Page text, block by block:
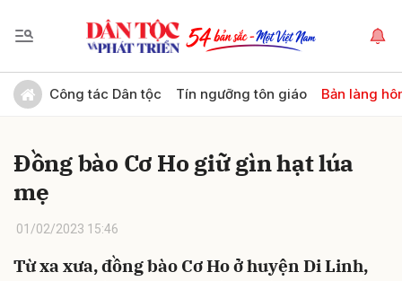
Công tác Dân tộc Tín ngưỡng tôn giáo Bản làng
Đồng bào Cơ Ho giữ gìn hạt lúa
mẹ
01/02/2023 15:46
Từ xa xưa, đồng bào Cơ Ho ở huyện Di Linh,
Gửi bình luận
Hủy Gửi